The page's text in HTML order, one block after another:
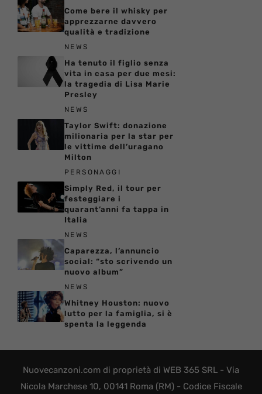
Come bere il whisky per
apprezzarne davvero
qualità e tradizione
NEWS
Ha tenuto il figlio senza
vita in casa per due mesi:
la tragedia di Lisa Marie
Presley
NEWS
Taylor Swift: donazione
milionaria per la star per
le vittime dell’uragano
Milton
PERSONAGGI
Simply Red, il tour per
festeggiare i
quarant’anni fa tappa in
Italia
NEWS
Caparezza, l’annuncio
social: “sto scrivendo un
nuovo album”
NEWS
Whitney Houston: nuovo
lutto per la famiglia, si è
spenta la leggenda
Nuovecanzoni.com di proprietà di WEB 365 SRL - Via
Nicola Marchese 10, 00141 Roma (RM) - Codice Fiscale